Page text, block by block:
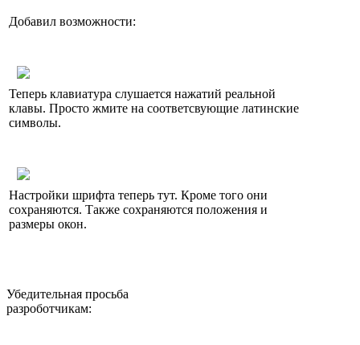
Добавил возможности:
Теперь клавиатура слушается нажатий реальной
клавы. Просто жмите на соответсвующие латинские
символы.
Настройки шрифта теперь тут. Кроме того они
сохраняются. Также сохраняются положения и
размеры окон.
Убедительная просьба
разроботчикам: